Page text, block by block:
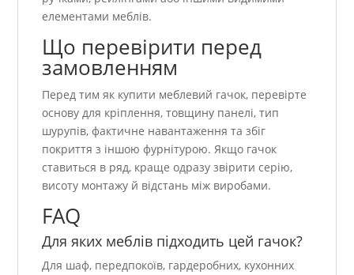
елементами меблів.
Що перевірити перед
замовленням
Перед тим як купити меблевий гачок, перевірте
основу для кріплення, товщину панелі, тип
шурупів, фактичне навантаження та збіг
покриття з іншою фурнітурою. Якщо гачок
ставиться в ряд, краще одразу звірити серію,
висоту монтажу й відстань між виробами.
FAQ
Для яких меблів підходить цей гачок?
Для шаф, передпокоїв, гардеробних, кухонних